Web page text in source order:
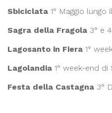
Sbiciclata 1° Maggio lungo
Sagra della Fragola 3° e
Lagosanto in Fiera 1°
Lagolandia 1° week-end di
Festa della Castagna 3°